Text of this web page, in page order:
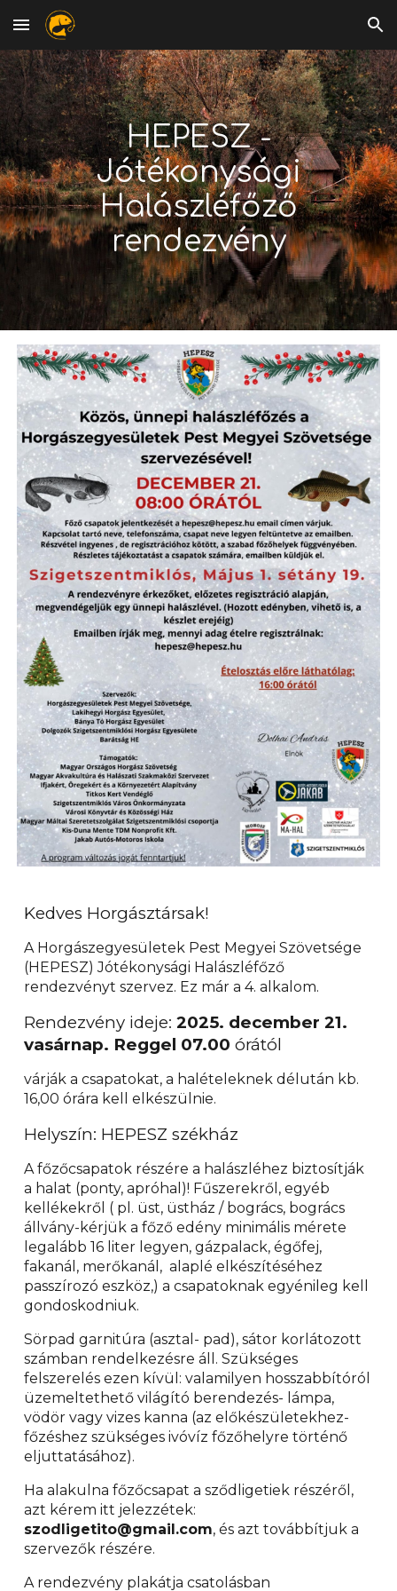
Skip to main content Skip to navigation
HEPESZ -
Jótékonysági
Halászléfőző
rendezvény
Kedves Horgásztársak!
A Horgászegyesületek Pest Megyei Szövetsége
(HEPESZ) Jótékonysági Halászléfőző
rendezvényt szervez. Ez már a 4. alkalom.
Rendezvény ideje: 2025. december 21.
vasárnap. Reggel 07.00órától
várják a csapatokat, a halételeknek délután kb.
16,00 órára kell elkészülnie.
Helyszín: HEPESZ székház
A főzőcsapatok részére a halászléhez biztosítják
a halat (ponty, apróhal)! Fűszerekről, egyéb
kellékekről ( pl. üst, üstház / bogrács, bogrács
állvány-kérjük a főző edény minimális mérete
legalább 16 liter legyen, gázpalack, égőfej,
fakanál, merőkanál, alaplé elkészítéséhez
passzírozó eszköz,) a csapatoknak egyénileg kell
gondoskodniuk.
Sörpad garnitúra (asztal- pad), sátor korlátozott
számban rendelkezésre áll. Szükséges
felszerelés ezen kívül: valamilyen hosszabbítóról
üzemeltethető világító berendezés- lámpa,
vödör vagy vizes kanna (az előkészületekhez-
főzéshez szükséges ivóvíz főzőhelyre történő
eljuttatásához).
Ha alakulna főzőcsapat a sződligetiek részéről,
azt kérem itt jelezzétek:
szodligetito@gmail.com, és azt továbbítjuk a
szervezők részére.
A rendezvény plakátja csatolásban